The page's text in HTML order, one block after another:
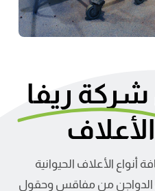
شركة ريفا
أنواع الأعلاف الحيوانية
الدواجن من مفاقس وحقول